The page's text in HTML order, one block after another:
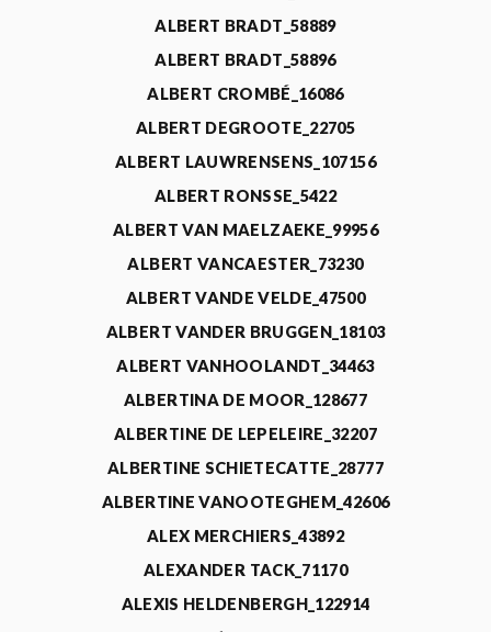
ALBERT BRADT_58889
ALBERT BRADT_58896
ALBERT CROMBÉ_16086
ALBERT DEGROOTE_22705
ALBERT LAUWRENSENS_107156
ALBERT RONSSE_5422
ALBERT VAN MAELZAEKE_99956
ALBERT VANCAESTER_73230
ALBERT VANDE VELDE_47500
ALBERT VANDER BRUGGEN_18103
ALBERT VANHOOLANDT_34463
ALBERTINA DE MOOR_128677
ALBERTINE DE LEPELEIRE_32207
ALBERTINE SCHIETECATTE_28777
ALBERTINE VANOOTEGHEM_42606
ALEX MERCHIERS_43892
ALEXANDER TACK_71170
ALEXIS HELDENBERGH_122914